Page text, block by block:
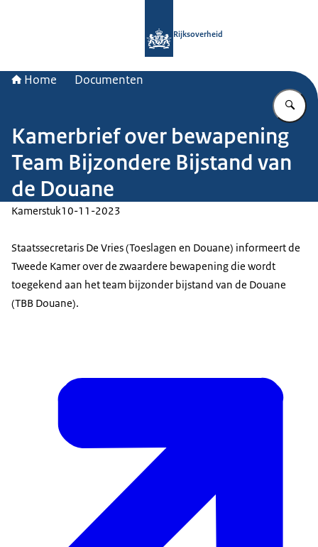
Rijksoverheid
Home Documenten
Kamerbrief over bewapening
Team Bijzondere Bijstand van
de Douane
Kamerstuk10-11-2023
Staatssecretaris De Vries (Toeslagen en Douane) informeert de
Tweede Kamer over de zwaardere bewapening die wordt
toegekend aan het team bijzonder bijstand van de Douane
(TBB Douane).